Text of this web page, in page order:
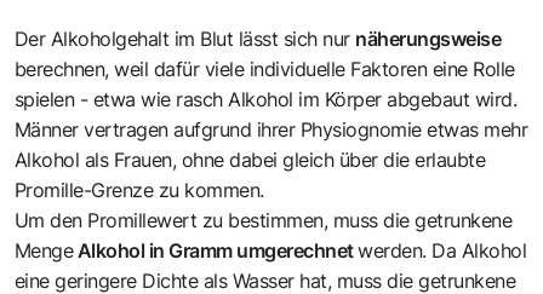
Der Alkoholgehalt im Blut lässt sich nur näherungsweise
berechnen, weil dafür viele individuelle Faktoren eine Rolle
spielen - etwa wie rasch Alkohol im Körper abgebaut wird.
Männer vertragen aufgrund ihrer Physiognomie etwas mehr
Alkohol als Frauen, ohne dabei gleich über die erlaubte
Promille-Grenze zu kommen.
Um den Promillewert zu bestimmen, muss die getrunkene
MengeAlkohol in Gramm umgerechnetwerden. Da Alkohol
eine geringere Dichte als Wasser hat, muss die getrunkene